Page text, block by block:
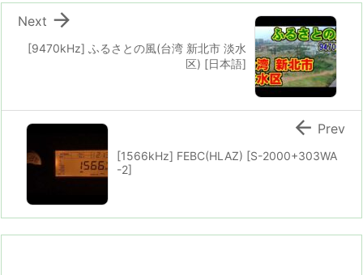
[9470kHz] ふるさとの風(台湾 新北市 淡水
区) [日本語]

Next
[1566kHz] FEBC(HLAZ) [S-2000+303WA
-2]
 Prev